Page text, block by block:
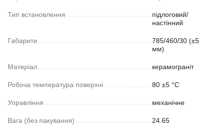
Тип встановлення
підлоговий/
настінний
Габарити
785/460/30 (±5
мм)
Матеріал керамограніт
Робоча температура поверхні 80 ±5 °С
Управління механічне
Вага (без пакування) 24.65